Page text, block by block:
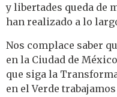
y libertades queda de
han realizado a lo
Nos complace saber
en la Ciudad de
que siga la
en el Verde